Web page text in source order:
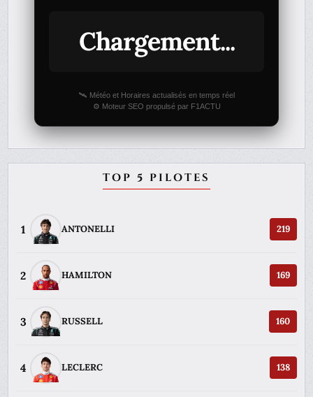
Chargement...
🛰️ Météo et Horaires actualisés en temps réel
⚙️ Moteur SEO propulsé par F1ACTU
TOP 5 PILOTES
1 ANTONELLI 219
2 HAMILTON 169
3 RUSSELL 160
4 LECLERC 138